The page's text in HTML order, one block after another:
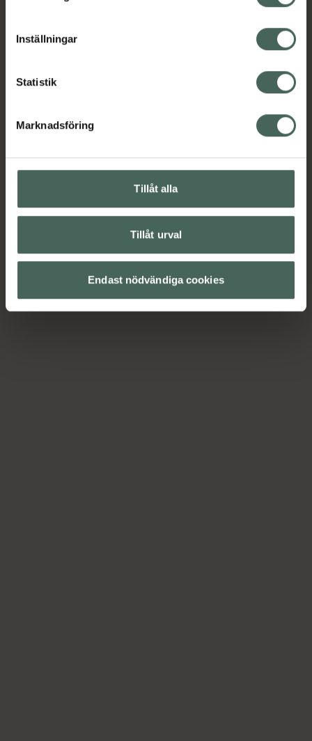
cookieinställningar. Ett återkallat samtycke påverkar inte
lagligheten av behandling som skett innan återkallelsen.
Inställningar
Statistik
Marknadsföring
Tillåt alla
Tillåt urval
Endast nödvändiga cookies